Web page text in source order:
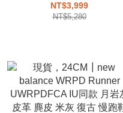
白 黑線
NT$3,999
NT$5,280